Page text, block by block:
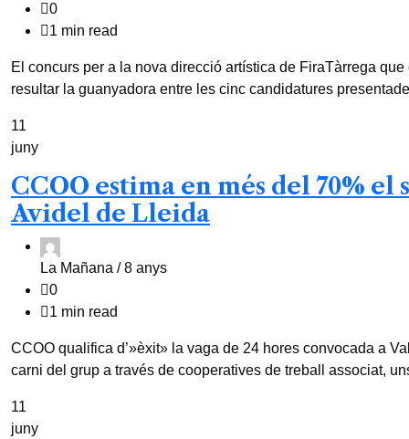
0
1 min read
El concurs per a la nova direcció artística de FiraTàrrega
resultar la guanyadora entre les cinc candidatures
11
juny
CCOO estima en més del 70% el
Avidel de Lleida
La Mañana /8 anys
0
1 min read
CCOO qualifica d’»èxit» la vaga de 24 hores convocada a
carni del grup a través de cooperatives de treball associat,
11
juny